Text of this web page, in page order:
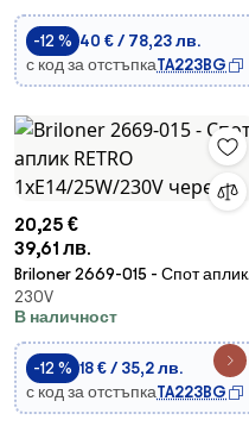
-12 % 40 € / 78,23 лв.
с код за отстъпкаTA223BG
20,25 €
39,61 лв.
Briloner 2669-015 - Спот аплик
RETRO 1xE14/25W/230V черен
230V
В наличност
-12 % 18 € / 35,2 лв.
с код за отстъпкаTA223BG